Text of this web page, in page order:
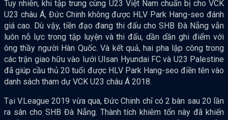
Tuy nhiên, khi tập trung cùng U23 Việt Nam chuẩn bị cho VCK
U23 châu Á, Đức Chinh không được HLV Park Hang-seo đánh
giá cao. Dù vậy, tiền đạo đang thi đấu cho SHB Đà Nẵng vẫn
luôn nỗ lực trong tập luyện và thi đấu, dần dần ghi điểm với
ông thầy người Hàn Quốc. Và kết quả, hai pha lập công trong
các trận giao hữu vào lưới Ulsan Hyundai FC và U23 Palestine
đã giúp cầu thủ 20 tuổi được HLV Park Hang-seo điền tên vào
danh sách tham dự VCK U23 châu Á 2018.
Tại V.League 2019 vừa qua, Đức Chinh chỉ có 2 bàn sau 20 lần
ra sân cho SHB Đà Nẵng. Thành tích khiêm tốn này đã khiến